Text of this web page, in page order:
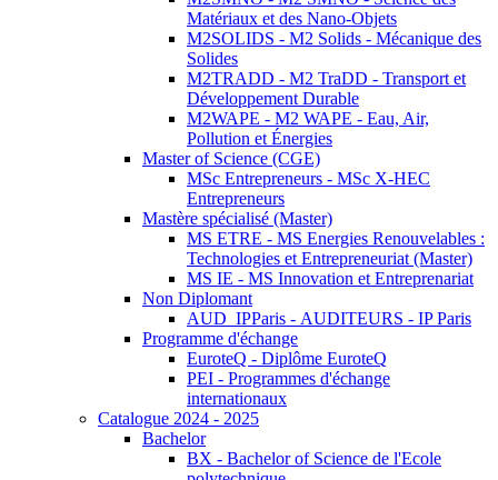
Matériaux et des Nano-Objets
M2SOLIDS - M2 Solids - Mécanique des
Solides
M2TRADD - M2 TraDD - Transport et
Développement Durable
M2WAPE - M2 WAPE - Eau, Air,
Pollution et Énergies
Master of Science (CGE)
MSc Entrepreneurs - MSc X-HEC
Entrepreneurs
Mastère spécialisé (Master)
MS ETRE - MS Energies Renouvelables :
Technologies et Entrepreneuriat (Master)
MS IE - MS Innovation et Entreprenariat
Non Diplomant
AUD_IPParis - AUDITEURS - IP Paris
Programme d'échange
EuroteQ - Diplôme EuroteQ
PEI - Programmes d'échange
internationaux
Catalogue 2024 - 2025
Bachelor
BX - Bachelor of Science de l'Ecole